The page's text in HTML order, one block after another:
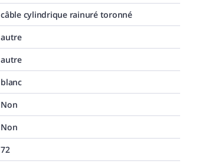
câble cylindrique rainuré toronné
autre
autre
blanc
Non
Non
72